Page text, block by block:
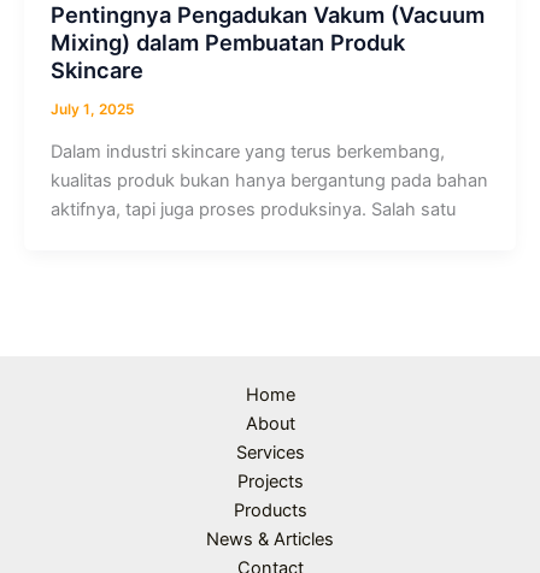
Pentingnya Pengadukan Vakum (Vacuum
Mixing) dalam Pembuatan Produk
Skincare
July 1, 2025
Dalam industri skincare yang terus berkembang,
kualitas produk bukan hanya bergantung pada bahan
aktifnya, tapi juga proses produksinya. Salah satu
Home
About
Services
Projects
Products
News & Articles
Contact